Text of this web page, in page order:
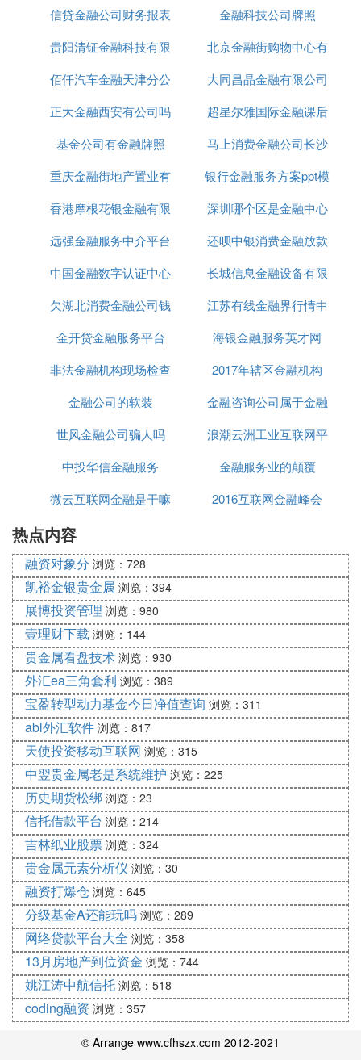
信贷金融公司财务报表
金融科技公司牌照
贵阳清钲金融科技有限
公司
北京金融街购物中心有
儿童玩具吗
佰仟汽车金融天津分公
司
大同昌晶金融有限公司
正大金融西安有公司吗
超星尔雅国际金融课后
题答案
基金公司有金融牌照
马上消费金融公司长沙
分公司
重庆金融街地产置业有
限公司
银行金融服务方案ppt模
板
香港摩根花银金融有限
公司
深圳哪个区是金融中心
远强金融服务中介平台
还呗中银消费金融放款
中国金融数字认证中心
功能
长城信息金融设备有限
公司服务电话
欠湖北消费金融公司钱
还不上怎么办
江苏有线金融界行情中
心
金开贷金融服务平台
海银金融服务英才网
非法金融机构现场检查
2017年辖区金融机构
金融公司的软装
金融咨询公司属于金融
机构的有
世风金融公司骗人吗
浪潮云洲工业互联网平
台与金融机构
中投华信金融服务
金融服务业的颠覆
微云互联网金融是干嘛
2016互联网金融峰会
热点内容
融资对象分 浏览：728
凯裕金银贵金属 浏览：394
展博投资管理 浏览：980
壹理财下载 浏览：144
贵金属看盘技术 浏览：930
外汇ea三角套利 浏览：389
宝盈转型动力基金今日净值查询 浏览：311
abl外汇软件 浏览：817
天使投资移动互联网 浏览：315
中翌贵金属老是系统维护 浏览：225
历史期货松绑 浏览：23
信托借款平台 浏览：214
吉林纸业股票 浏览：324
贵金属元素分析仪 浏览：30
融资打爆仓 浏览：645
分级基金A还能玩吗 浏览：289
网络贷款平台大全 浏览：358
13月房地产到位资金 浏览：744
姚江涛中航信托 浏览：518
coding融资 浏览：357
© Arrange www.cfhszx.com 2012-2021